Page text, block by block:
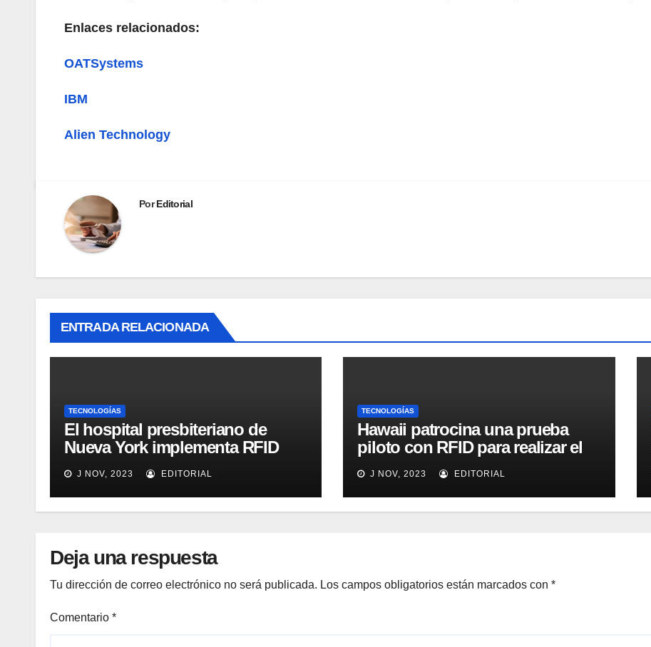
Enlaces relacionados:
OATSystems
IBM
Alien Technology
PorEditorial
ENTRADA RELACIONADA
TECNOLOGÍAS
El hospital presbiteriano de
Nueva York implementa RFID
para mejorar el proceso de
inventario de equipamiento
médico
J NOV, 2023 EDITORIAL
TECNOLOGÍAS
Hawaii patrocina una prueba
piloto con RFID para realizar el
seguimiento y control de
alimentos
J NOV, 2023 EDITORIAL
Deja una respuesta
Tu dirección de correo electrónico no será publicada. Los campos obligatorios están marcados con *
Comentario *